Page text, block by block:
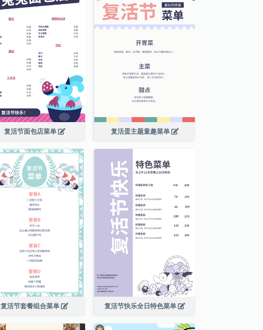
复活节面包店菜单 复活蛋主题童趣菜单
复活节套餐组合菜单 复活节快乐全日特色菜单